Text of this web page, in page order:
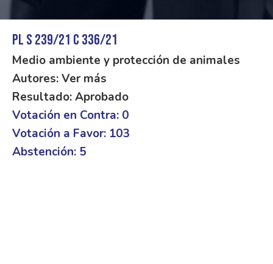
PL S 239/21 C 336/21
Medio ambiente y protección de animales
Autores: Ver más
Resultado: Aprobado
Votación en Contra: 0
Votación a Favor: 103
Abstención: 5